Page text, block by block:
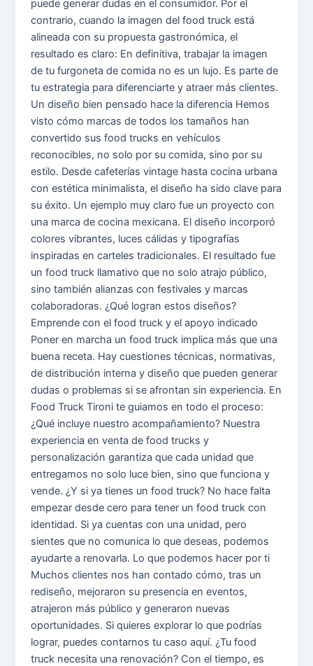
puede generar dudas en el consumidor. Por el
contrario, cuando la imagen del food truck está
alineada con su propuesta gastronómica, el
resultado es claro: En definitiva, trabajar la imagen
de tu furgoneta de comida no es un lujo. Es parte de
tu estrategia para diferenciarte y atraer más clientes.
Un diseño bien pensado hace la diferencia Hemos
visto cómo marcas de todos los tamaños han
convertido sus food trucks en vehículos
reconocibles, no solo por su comida, sino por su
estilo. Desde cafeterías vintage hasta cocina urbana
con estética minimalista, el diseño ha sido clave para
su éxito. Un ejemplo muy claro fue un proyecto con
una marca de cocina mexicana. El diseño incorporó
colores vibrantes, luces cálidas y tipografías
inspiradas en carteles tradicionales. El resultado fue
un food truck llamativo que no solo atrajo público,
sino también alianzas con festivales y marcas
colaboradoras. ¿Qué logran estos diseños?
Emprende con el food truck y el apoyo indicado
Poner en marcha un food truck implica más que una
buena receta. Hay cuestiones técnicas, normativas,
de distribución interna y diseño que pueden generar
dudas o problemas si se afrontan sin experiencia. En
Food Truck Tironi te guiamos en todo el proceso:
¿Qué incluye nuestro acompañamiento? Nuestra
experiencia en venta de food trucks y
personalización garantiza que cada unidad que
entregamos no solo luce bien, sino que funciona y
vende. ¿Y si ya tienes un food truck? No hace falta
empezar desde cero para tener un food truck con
identidad. Si ya cuentas con una unidad, pero
sientes que no comunica lo que deseas, podemos
ayudarte a renovarla. Lo que podemos hacer por ti
Muchos clientes nos han contado cómo, tras un
rediseño, mejoraron su presencia en eventos,
atrajeron más público y generaron nuevas
oportunidades. Si quieres explorar lo que podrías
lograr, puedes contarnos tu caso aquí. ¿Tu food
truck necesita una renovación? Con el tiempo, es